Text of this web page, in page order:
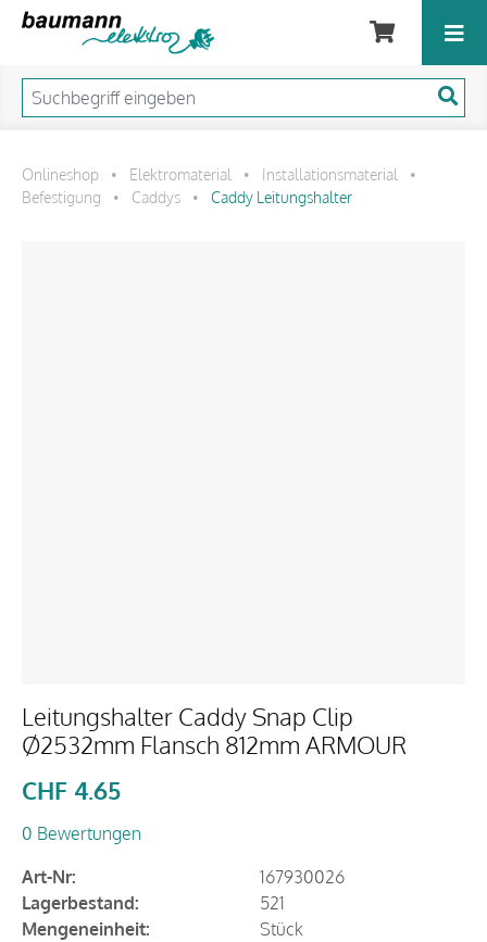
Onlineshop • Elektromaterial • Installationsmaterial
•
Befestigung
• Caddys • Caddy Leitungshalter
Leitungshalter Caddy Snap Clip
Ø2532mm Flansch 812mm ARMOUR
CHF 4.65
0 Bewertungen
Art-Nr:
167930026
Lagerbestand:
521
Mengeneinheit:
Stück